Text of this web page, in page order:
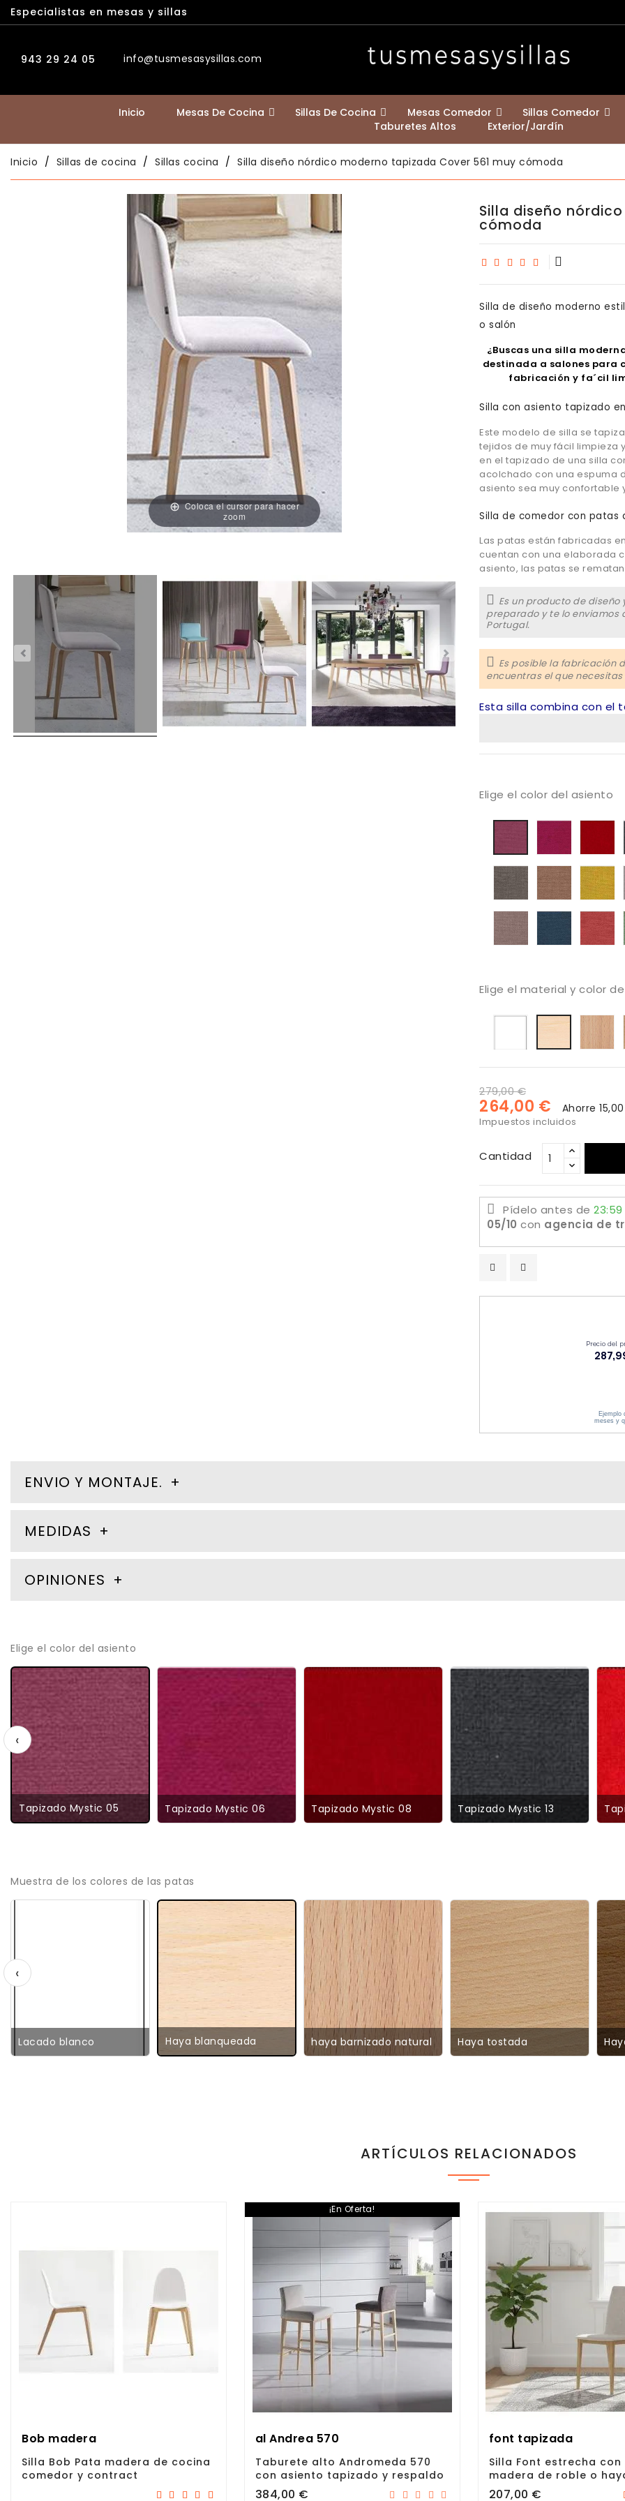
Especialistas en mesas y sillas
943 29 24 05 info@tusmesasysillas.com
Inicio Mesas De Cocina Sillas De Cocina Mesas Comedor Sillas Comedor
Taburetes Altos
Exterior/jardín
Inicio Sillas de cocina Sillas cocina Silla diseño nórdico moderno tapizada Cover 561 muy cómoda
Coloca el cursor para hacer
zoom
Silla diseño
cómoda
Silla de diseño moderno
o salón
¿Buscas una silla
destinada a salones para
fabricación y fa´cil
Silla con asiento tapizado
Este modelo de silla se
tejidos de muy fácil limpieza
en el tapizado de una silla
acolchado con una espuma
asiento sea muy confortable
Silla de comedor con patas
Las patas están fabricadas
cuentan con una elaborada
asiento, las patas se
Es un producto de
preparado y te lo enviamos
Portugal.
Es posible la fabricación
encuentras el que
Esta silla combina con el
Elige el color del asiento
05
06
Tapizado
Mystic
69
Tapizado
Mystic
104
Tapizado
252
Tapizado
Mystic
311
Elige el material y color
Lacado
Haya
blanqueada
279,00 €
264,00 € Ahorre
Impuestos incluidos
Cantidad
Pídelo antes de
05/10 con agencia de
ENVIO Y MONTAJE.
MEDIDAS
OPINIONES
Elige el color del asiento
Tapizado Mystic 05 Tapizado Mystic 06 Tapizado Mystic 08 Tapizado Mystic 13
‹
Muestra de los colores de las patas
Lacado blanco Haya blanqueada haya barnizado natural Haya tostada
‹
ARTÍCULOS RELACIONADOS
Bob madera
Silla Bob Pata madera de cocina
comedor y contract
¡En Oferta!
al Andrea 570
Taburete alto Andromeda 570
con asiento tapizado y respaldo
Precio
384,00 €
font tapizada
Silla Font estrecha
madera de roble o
Precio
207,00 €